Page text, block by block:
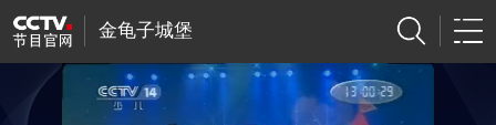
金龟子城堡